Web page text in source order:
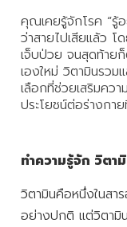
คุณเคยรู้จักโรค “รู้
ว่าสายไปเสียแล้ว โ
เจ็บป่วย จนสุดท้าย
เองใหม่ วิตามินรว
เลือกที่ช่วยเสริมคว
ประโยชน์ต่อร่างกา
ทำความรู้จัก วิตา
วิตามินคือหนึ่งในสา
อย่างปกติ แต่วิตามิ